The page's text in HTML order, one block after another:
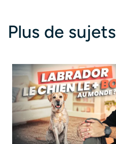
Plus de sujets